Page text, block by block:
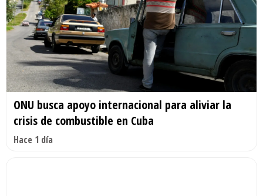
ONU busca apoyo internacional para aliviar la
crisis de combustible en Cuba
Hace 1 día